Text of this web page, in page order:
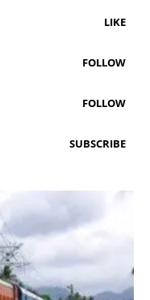
LIKE
FOLLOW
FOLLOW
SUBSCRIBE